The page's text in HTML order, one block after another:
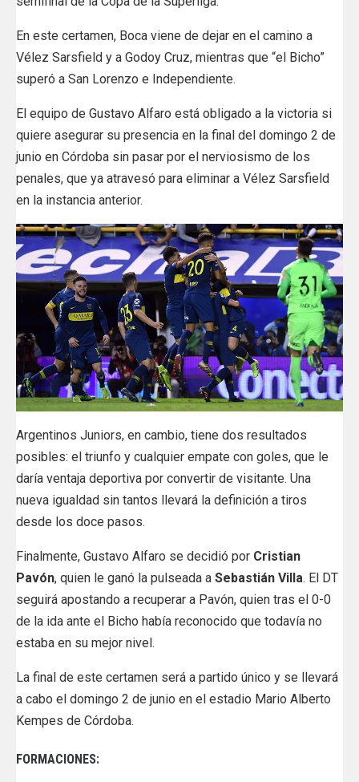
En este certamen, Boca viene de dejar en el camino a
Vélez Sarsfield y a Godoy Cruz, mientras que “el Bicho”
superó a San Lorenzo e Independiente.
El equipo de Gustavo Alfaro está obligado a la victoria si
quiere asegurar su presencia en la final del domingo 2 de
junio en Córdoba sin pasar por el nerviosismo de los
penales, que ya atravesó para eliminar a Vélez Sarsfield
en la instancia anterior.
Argentinos Juniors, en cambio, tiene dos resultados
posibles: el triunfo y cualquier empate con goles, que le
daría ventaja deportiva por convertir de visitante. Una
nueva igualdad sin tantos llevará la definición a tiros
desde los doce pasos.
Finalmente, Gustavo Alfaro se decidió por Cristian
Pavón, quien le ganó la pulseada a Sebastián Villa. El DT
seguirá apostando a recuperar a Pavón, quien tras el 0-0
de la ida ante el Bicho había reconocido que todavía no
estaba en su mejor nivel.
La final de este certamen será a partido único y se llevará
a cabo el domingo 2 de junio en el estadio Mario Alberto
Kempes de Córdoba.
FORMACIONES: